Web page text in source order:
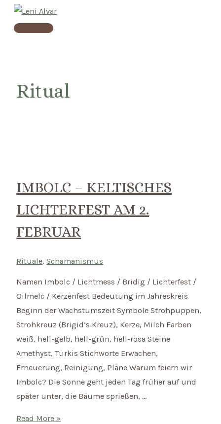
Skip
Main
Ritual
IMBOLC – KELTISCHES
LICHTERFEST AM 2.
FEBRUAR
Rituale,Schamanismus
Namen Imbolc / Lichtmess / Bridig / Lichterfest /
Oilmelc / Kerzenfest Bedeutung im Jahreskreis
Beginn der Wachstumszeit Symbole Strohpuppen,
Strohkreuz (Brigid’s Kreuz), Kerze, Milch Farben
weiß, hell-gelb, hell-grün, hell-rosa Steine
Amethyst, Türkis Stichworte Erwachen,
Erneuerung, Reinigung, Pläne Warum feiern wir
Imbolc? Die Sonne geht jeden Tag früher auf und
später unter, die Bäume sprießen, …
Imbolc
Read More »